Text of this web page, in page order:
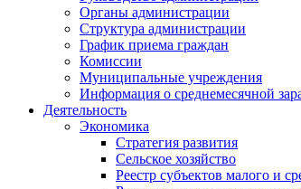
Органы администрации
Структура администрации
График приема граждан
Комиссии
Муниципальные учреждения
Информация о среднемесячной
Деятельность
Экономика
Стратегия развития
Сельское хозяйство
Реестр субъектов малого и